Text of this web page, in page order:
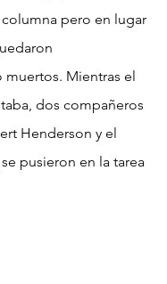
pero en lugar
Mientras el
dos compañeros
Henderson y el
pusieron en la tarea